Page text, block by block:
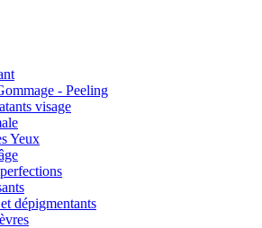
- Peeling
visage
Yeux
dépigmentants